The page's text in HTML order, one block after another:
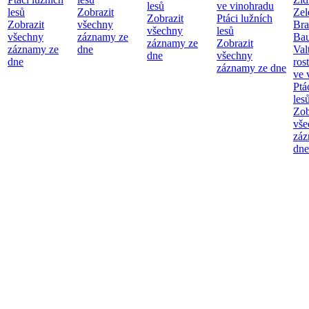
lesů
Zobrazit
všechny
záznamy ze
dne
Zobrazit
všechny
záznamy ze
dne
lesů
Zobrazit
všechny
záznamy ze
dne
ve vinohradu
Ptáci lužních
lesů
Zobrazit
všechny
záznamy ze dne
ve
dne